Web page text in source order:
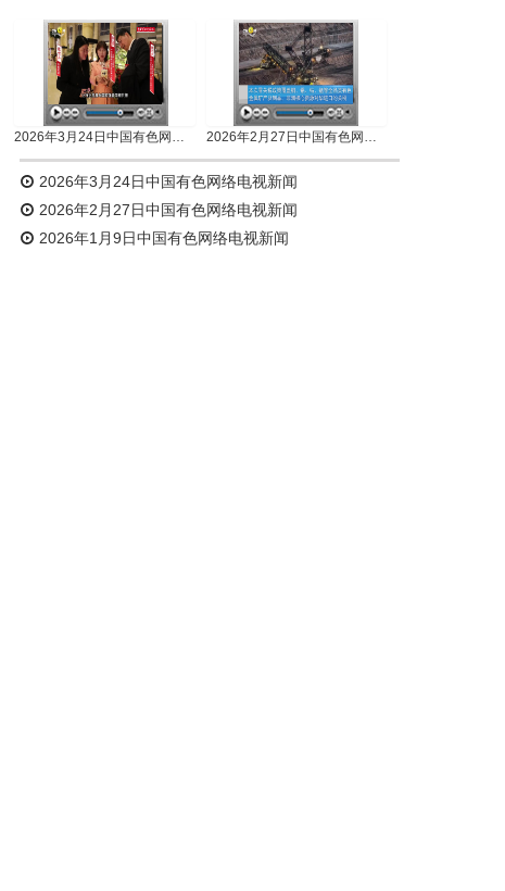
2026年3月24日中国有色网络电视新闻 2026年2月27日中国有色网络电视新闻
2026年3月24日中国有色网络电视新闻
2026年2月27日中国有色网络电视新闻
2026年1月9日中国有色网络电视新闻